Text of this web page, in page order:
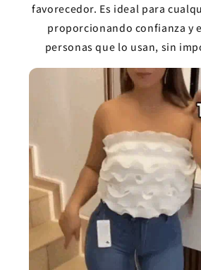
favorecedor. Es ideal para
proporcionando confianza y
personas que lo usan, sin